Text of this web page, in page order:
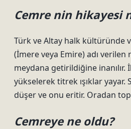
Cemre nin hikayesi
Türk ve Altay halk kültüründe
(İmere veya Emire) adı verilen
meydana getirildiğine
yükselerek titrek ışıklar
düşer ve onu eritir. Oradan
Cemreye ne oldu?